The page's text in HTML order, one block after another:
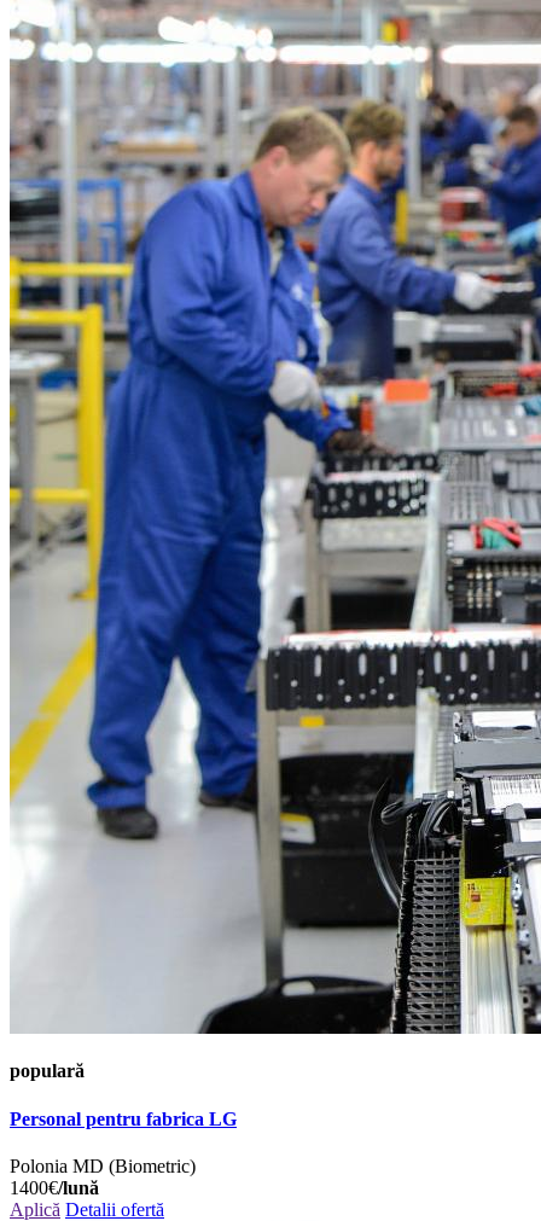
populară
Personal pentru fabrica LG
Polonia MD (Biometric)
1400€/lună
Aplică Detalii ofertă